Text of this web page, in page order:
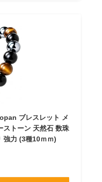
ブレスレット メ
ストーン 天然石 数珠
強力 (3種10ｍｍ)